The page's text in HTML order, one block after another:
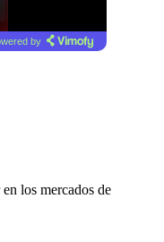
by
los mercados de